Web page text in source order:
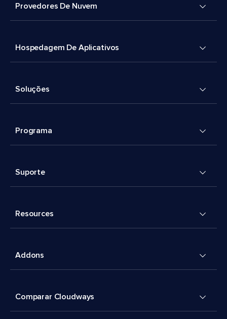
Provedores De Nuvem
Hospedagem De Aplicativos
Soluções
Programa
Suporte
Resources
Addons
Comparar Cloudways